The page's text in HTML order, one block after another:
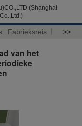
(Shanghai
Fabrieksreis >>
van het